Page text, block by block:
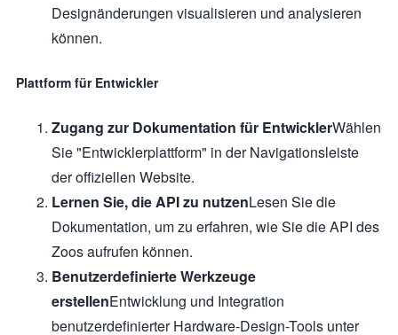
Designänderungen visualisieren und analysieren
können.
Plattform für Entwickler
Zugang zur Dokumentation für EntwicklerWählen
Sie "Entwicklerplattform" in der Navigationsleiste
der offiziellen Website.
Lernen Sie, die API zu nutzenLesen Sie die
Dokumentation, um zu erfahren, wie Sie die API des
Zoos aufrufen können.
Benutzerdefinierte Werkzeuge
erstellenEntwicklung und Integration
benutzerdefinierter Hardware-Design-Tools unter